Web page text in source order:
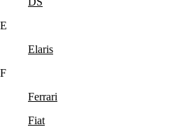
E
Elaris
F
Ferrari
Fiat